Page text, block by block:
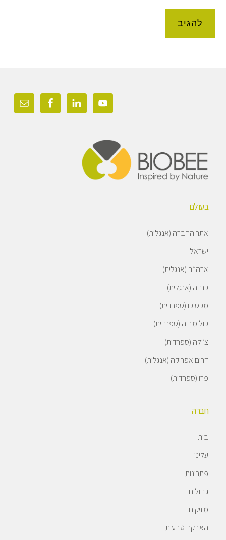
בעולם
אתר החברה (אנגלית)
ישראל
ארה״ב (אנגלית)
קנדה (אנגלית)
מקסיקו (ספרדית)
קולומביה (ספרדית)
צ׳ילה (ספרדית)
דרום אפריקה (אנגלית)
פרו (ספרדית)
חברה
בית
עלינו
פתרונות
גידולים
מזיקים
האבקה טבעית